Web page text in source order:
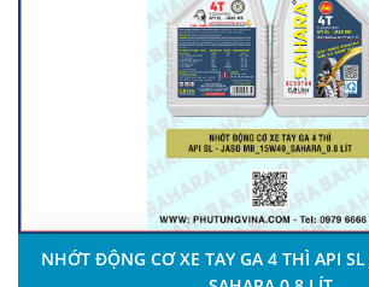
NHỚT ĐỘNG CƠ XE TAY GA 4 THÌ API